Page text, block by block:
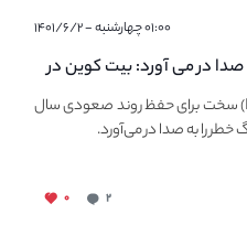
۰۱:۰۰ چهارشنبه - ۱۴۰۱/۶/۲
در می آورد: بیت کوین در
آن چیست؟
در حالی که گاوهای نر بیت کوین (BTC) سخت برای حفظ روند صعودی سال
خطر را به صدا در می‌آورد.
۲ ۰